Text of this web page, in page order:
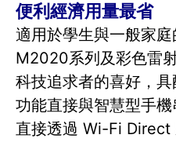
便利經濟用量最省
適用於學生與一般家
M2020系列及彩色雷
科技追求者的喜好，
功能直接與智慧型手
直接透過 Wi-Fi Direct